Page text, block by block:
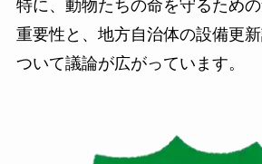
特に、動物たちの命を守るため
重要性と、地方自治体の設備更
ついて議論が広がっています。